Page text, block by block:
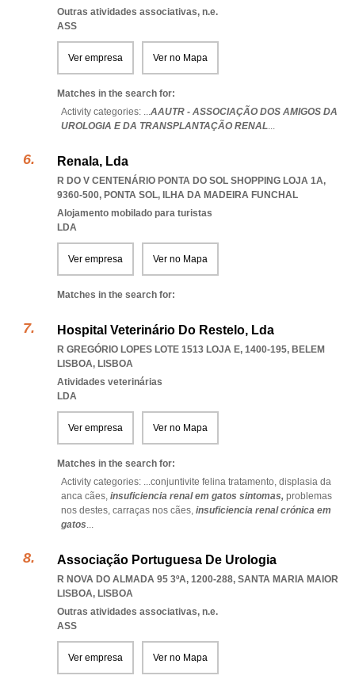
Outras atividades associativas, n.e.
ASS
Ver empresa Ver no Mapa
Matches in the search for:
Activity categories: ...AAUTR - ASSOCIAÇÃO DOS AMIGOS DA
UROLOGIA E DA TRANSPLANTAÇÃO RENAL...
Renala, Lda
R DO V CENTENÁRIO PONTA DO SOL SHOPPING LOJA 1A,
9360-500, PONTA SOL, ILHA DA MADEIRA FUNCHAL
Alojamento mobilado para turistas
LDA
Ver empresa Ver no Mapa
Matches in the search for:
Hospital Veterinário Do Restelo, Lda
R GREGÓRIO LOPES LOTE 1513 LOJA E, 1400-195, BELEM
LISBOA, LISBOA
Atividades veterinárias
LDA
Ver empresa Ver no Mapa
Matches in the search for:
Activity categories: ...conjuntivite felina tratamento, displasia da
anca cães, insuficiencia renal em gatos sintomas, problemas
nos destes, carraças nos cães, insuficiencia renal crónica em
gatos...
Associação Portuguesa De Urologia
R NOVA DO ALMADA 95 3ºA, 1200-288, SANTA MARIA MAIOR
LISBOA, LISBOA
Outras atividades associativas, n.e.
ASS
Ver empresa Ver no Mapa